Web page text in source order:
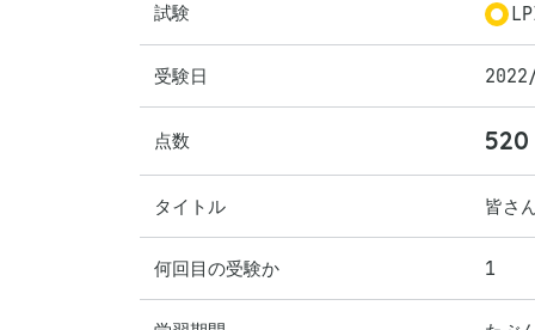
試験
受験日
点数 520
タイトル 皆さ
何回目の受験か 1